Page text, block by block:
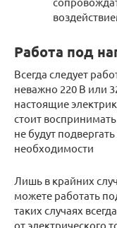
Работа под
Всегда следует
неважно 220 В или
настоящие
стоит
не будут
необходимости
Лишь в крайних
можете работать
таких случаях
от электрического